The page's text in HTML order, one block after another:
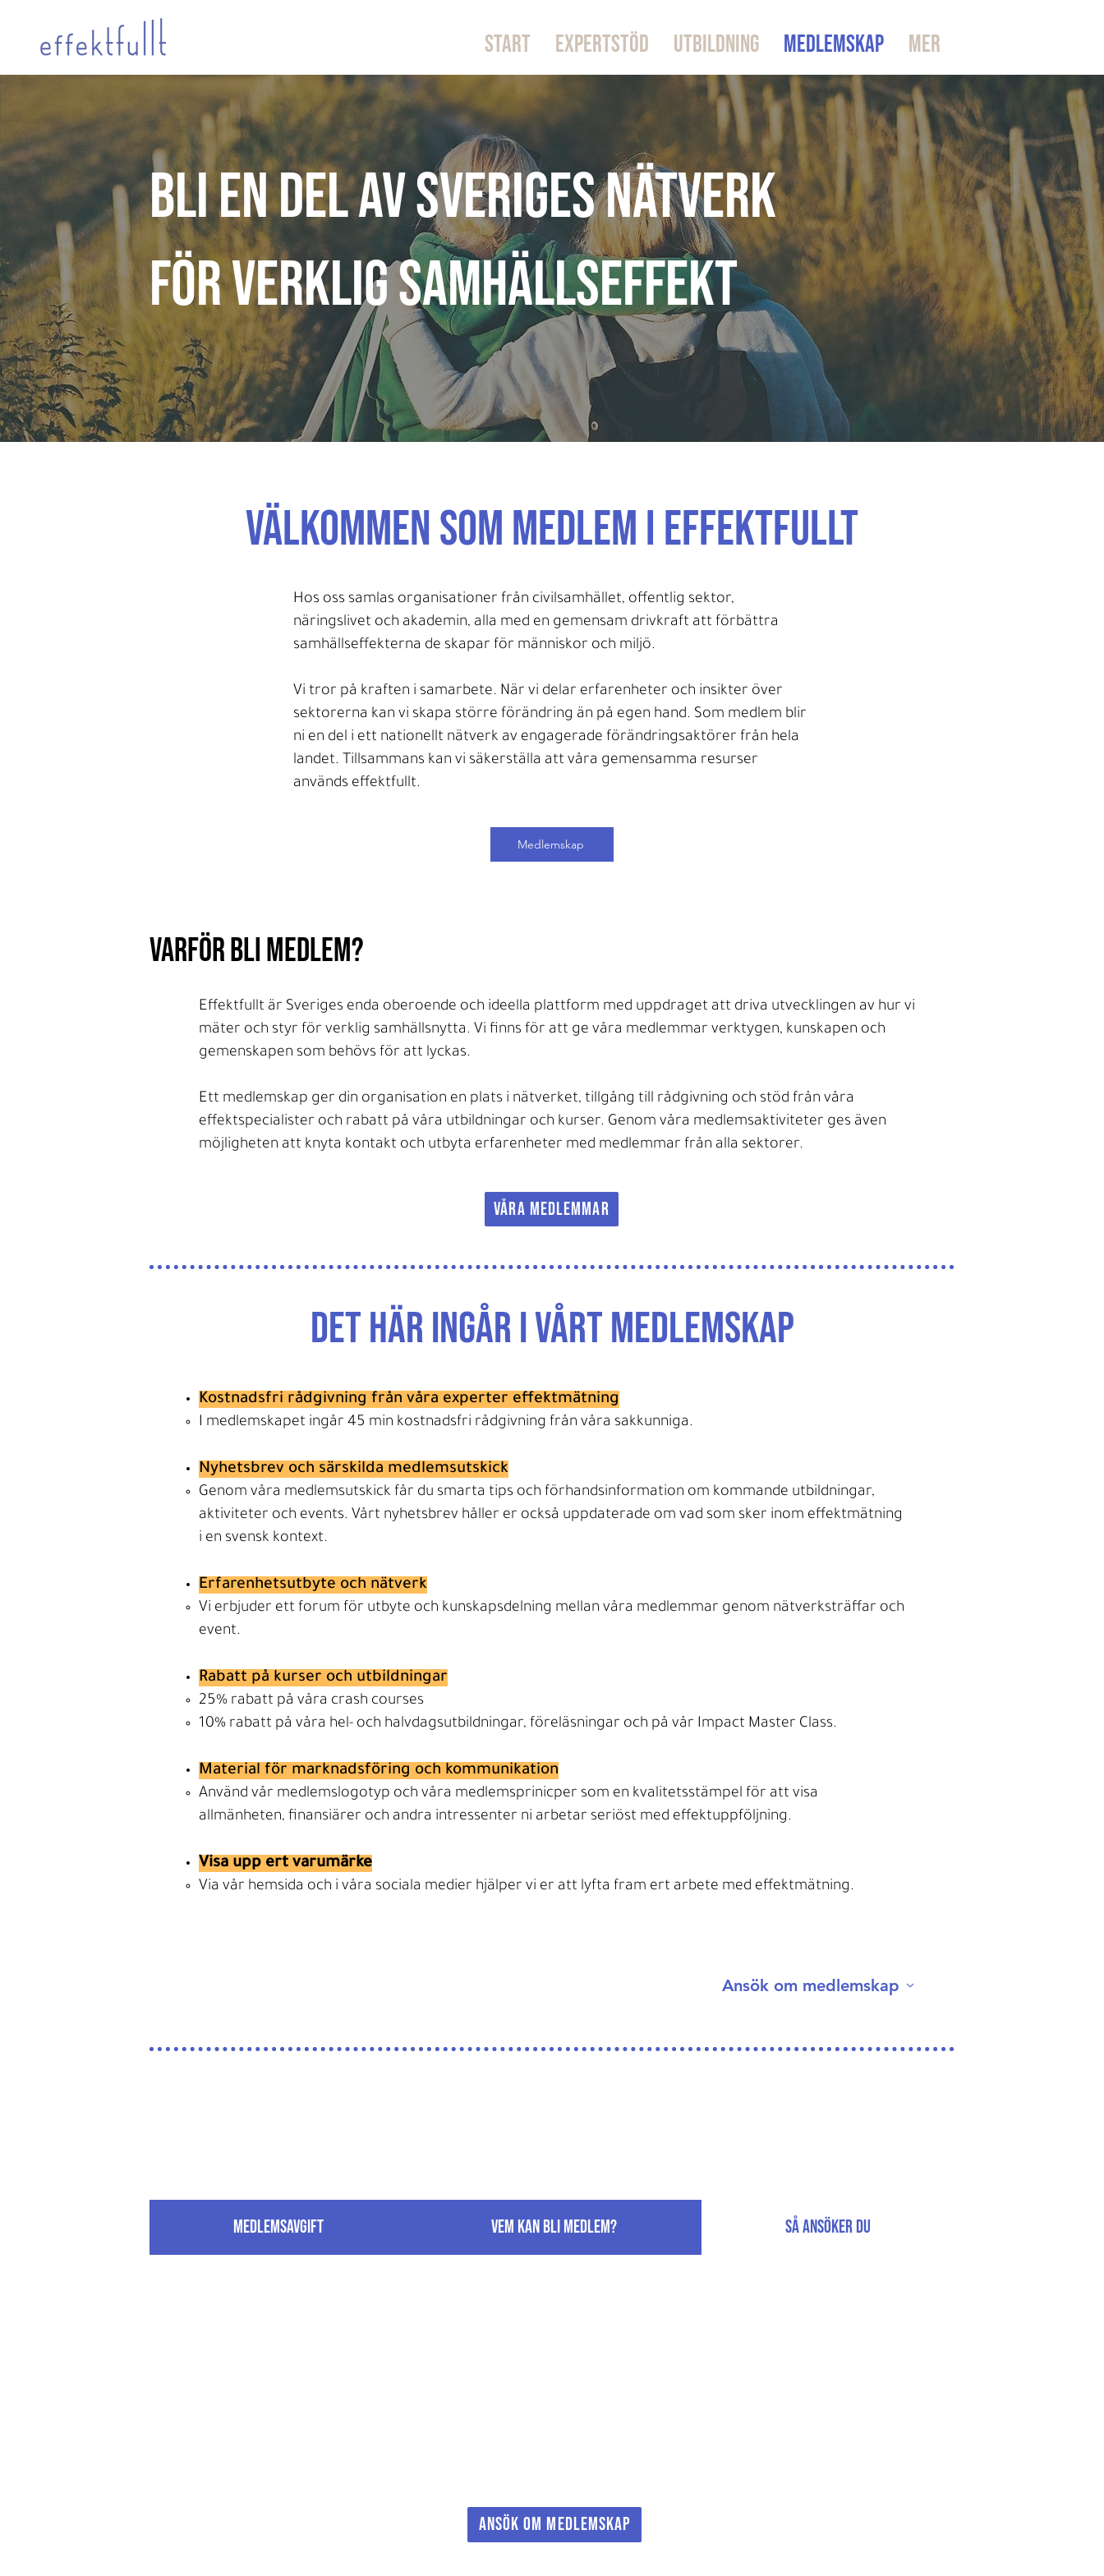
START EXPERTSTÖD UTBILDNING MEDLEMSKAP Mer
Bli en del av Sveriges nätverk
för verklig samhällseffekt
Välkommen som medlem i Effektfullt
Hos oss samlas organisationer från civilsamhället, offentlig sektor,
näringslivet och akademin, alla med en gemensam drivkraft att förbättra
samhällseffekterna de skapar för människor och miljö.
Vi tror på kraften i samarbete. När vi delar erfarenheter och insikter över
sektorerna kan vi skapa större förändring än på egen hand. Som medlem blir
ni en del i ett nationellt nätverk av engagerade förändringsaktörer från hela
landet. Tillsammans kan vi säkerställa att våra gemensamma resurser
används effektfullt.
Medlemskap
Varför BLI MEDLEM?
Effektfullt är Sveriges enda oberoende och ideella plattform med uppdraget att driva utvecklingen av hur vi
mäter och styr för verklig samhällsnytta. Vi finns för att ge våra medlemmar verktygen, kunskapen och
gemenskapen som behövs för att lyckas.
Ett medlemskap ger din organisation en plats i nätverket, tillgång till rådgivning och stöd från våra
effektspecialister och rabatt på våra utbildningar och kurser. Genom våra medlemsaktiviteter ges även
möjligheten att knyta kontakt och utbyta erfarenheter med medlemmar från alla sektorer.
VÅRA MEDLEMMAR
det här ingår i vårt medlemskap
Kostnadsfri rådgivning från våra experter effektmätning
​I medlemskapet ingår 45 min kostnadsfri rådgivning från våra sakkunniga.
Nyhetsbrev och särskilda medlemsutskick
​Genom våra medlemsutskick får du smarta tips och förhandsinformation om kommande utbildningar,
aktiviteter och events. Vårt nyhetsbrev håller er också uppdaterade om vad som sker inom effektmätning
i en svensk kontext.
Erfarenhetsutbyte och nätverk
Vi erbjuder ett forum för utbyte och kunskapsdelning mellan våra medlemmar genom nätverksträffar och
event.
Rabatt på kurser och utbildningar
25% rabatt på våra crash courses
10% rabatt på våra hel- och halvdagsutbildningar, föreläsningar och på vår Impact Master Class. ​
Material för marknadsföring och kommunikation​
Använd vår medlemslogotyp och våra medlemsprinicper som en kvalitetsstämpel för att visa
allmänheten, finansiärer och andra intressenter ni arbetar seriöst med effektuppföljning.
Visa upp ert varumärke​
Via vår hemsida och i våra sociala medier hjälper vi er att lyfta fram ert arbete med effektmätning.​
Ansök om medlemskap
Medlemsavgift Vem kan bli medlem? Så ansöker du
ANSÖK OM MEDLEMSKAP